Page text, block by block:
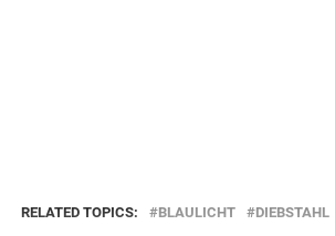
RELATED TOPICS: BLAULICHT DIEBSTAHL